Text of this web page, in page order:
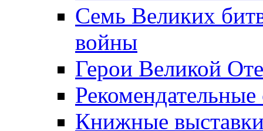
Семь Великих
войны
Герои Великой
Рекомендательные
Книжные